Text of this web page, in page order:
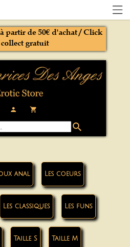
person local_grocery_store
partir de 50€ d'achat / Click
gratuit
search
anal Les coeurs
Les classiques Les funs
Taille S Taille M